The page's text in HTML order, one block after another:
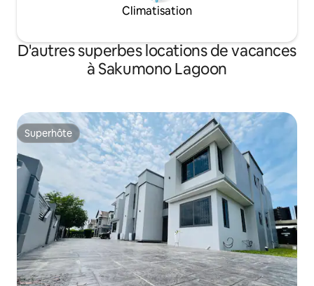
Climatisation
D'autres superbes locations de vacances
à Sakumono Lagoon
Superhôte
Superhôte